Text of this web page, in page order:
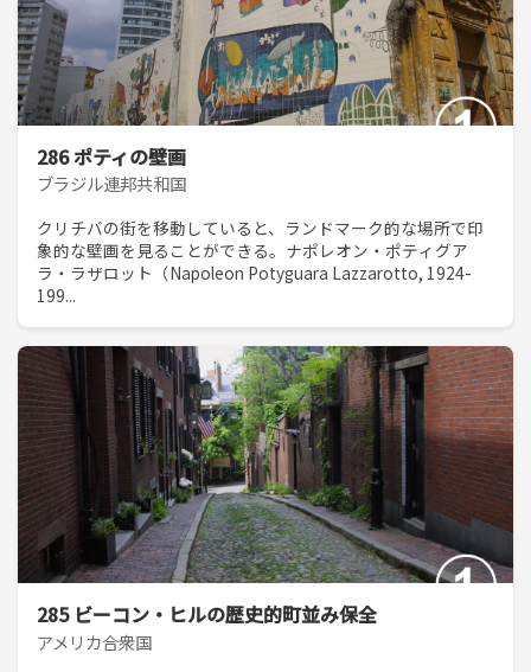
286 ポティの壁画
ブラジル連邦共和国
クリチバの街を移動していると、ランドマーク的な場所で印
象的な壁画を見ることができる。ナポレオン・ポティグア
ラ・ラザロット（Napoleon Potyguara Lazzarotto, 1924-
199...
285 ビーコン・ヒルの歴史的町並み保全
アメリカ合衆国